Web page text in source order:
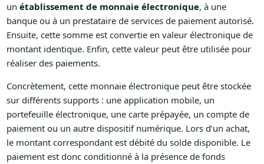
un établissement de monnaie électronique, à une
banque ou à un prestataire de services de paiement autorisé.
Ensuite, cette somme est convertie en valeur électronique de
montant identique. Enfin, cette valeur peut être utilisée pour
réaliser des paiements.
Concrètement, cette monnaie électronique peut être stockée
sur différents supports : une application mobile, un
portefeuille électronique, une carte prépayée, un compte de
paiement ou un autre dispositif numérique. Lors d’un achat,
le montant correspondant est débité du solde disponible. Le
paiement est donc conditionné à la présence de fonds